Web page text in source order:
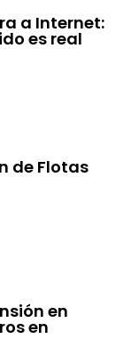
a Internet:
es real
de Flotas
en
en